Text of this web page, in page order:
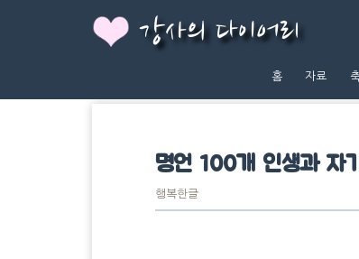
강사의 다이어리
홈 자료
명언 100개 인생과 자
행복한글